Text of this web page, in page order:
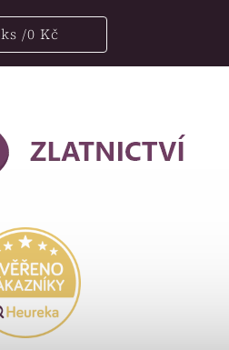
ks /0 Kč